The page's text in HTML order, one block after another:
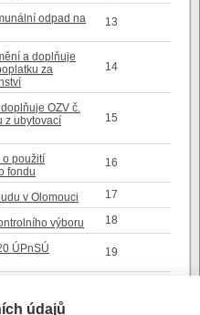
odpad na
13
a doplňuje
za
14
OZV č.
z ubytovací
15
o použití
fondu
16
v Olomouci
17
výboru 18
ÚPnSÚ
19
údajů